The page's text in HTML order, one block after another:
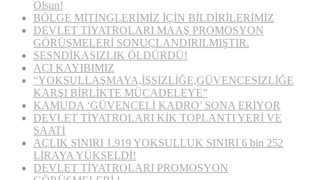
Olsun!
BÖLGE MİTİNGLERİMİZ İÇİN BİLDİRİLERİMİZ
DEVLET TİYATROLARI MAAŞ PROMOSYON
GÖRÜŞMELERİ SONUÇLANDIRILMIŞTIR.
SESNDİKASIZLIK ÖLDÜRDÜ!
ACI KAYIBIMIZ
“YOKSULLAŞMAYA,İŞSİZLİĞE,GÜVENCESİZLİĞE
KARŞI BİRLİKTE MÜCADELEYE”
KAMUDA ‘GÜVENCELİ KADRO’ SONA ERİYOR
DEVLET TİYATROLARI KİK TOPLANTI YERİ VE
SAATİ
AÇLIK SINIRI 1.919 YOKSULLUK SINIRI 6 bin 252
LİRAYA YÜKSELDİ!
DEVLET TİYATROLARI PROMOSYON